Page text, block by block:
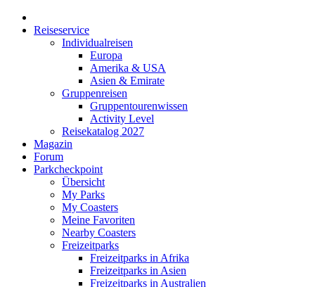
Reiseservice
Individualreisen
Europa
Amerika & USA
Asien & Emirate
Gruppenreisen
Gruppentourenwissen
Activity Level
Reisekatalog 2027
Magazin
Forum
Parkcheckpoint
Übersicht
My Parks
My Coasters
Meine Favoriten
Nearby Coasters
Freizeitparks
Freizeitparks in Afrika
Freizeitparks in Asien
Freizeitparks in Australien